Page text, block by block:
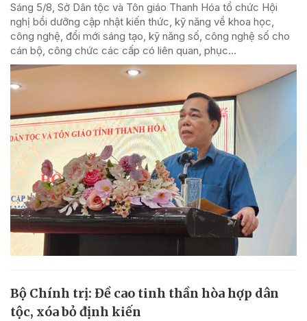
Sáng 5/8, Sở Dân tộc và Tôn giáo Thanh Hóa tổ chức Hội
nghị bồi dưỡng cập nhật kiến thức, kỹ năng về khoa học,
công nghệ, đổi mới sáng tạo, kỹ năng số, công nghệ số cho
cán bộ, công chức các cấp có liên quan, phục...
Bộ Chính trị: Đề cao tinh thần hòa hợp dân
tộc, xóa bỏ định kiến